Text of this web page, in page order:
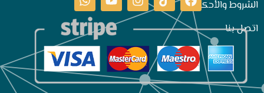
الشروط والأحكام
اتصل بنا